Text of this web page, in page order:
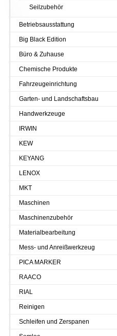
Seilzubehör
Betriebsausstattung
Big Black Edition
Büro & Zuhause
Chemische Produkte
Fahrzeugeinrichtung
Garten- und Landschaftsbau
Handwerkzeuge
IRWIN
KEW
KEYANG
LENOX
MKT
Maschinen
Maschinenzubehör
Materialbearbeitung
Mess- und Anreißwerkzeug
PICA MARKER
RAACO
RIAL
Reinigen
Schleifen und Zerspanen